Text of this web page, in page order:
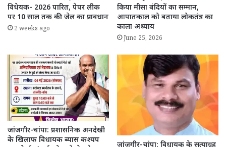
विधेयक- 2026 पारित, पेपर लीक
पर 10 साल तक की जेल का प्रावधान
2 weeks ago
किया मीसा बंदियों का सम्मान,
आपातकाल को बताया लोकतंत्र का
काला अध्याय
June 25, 2026
जांजगीर-चांपा: प्रशासनिक अनदेखी
के खिलाफ विधायक ब्यास कश्यप